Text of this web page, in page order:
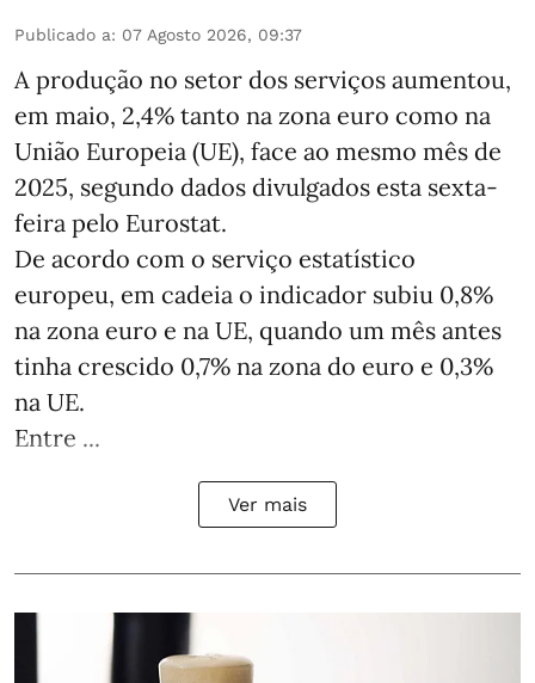
Publicado a: 07 Agosto 2026, 09:37
A produção no setor dos serviços aumentou,
em maio, 2,4% tanto na zona euro como na
União Europeia (UE), face ao mesmo mês de
2025, segundo dados divulgados esta sexta-
feira pelo Eurostat.
De acordo com o serviço estatístico
europeu, em cadeia o indicador subiu 0,8%
na zona euro e na UE, quando um mês antes
tinha crescido 0,7% na zona do euro e 0,3%
na UE.
Entre ...
Ver mais